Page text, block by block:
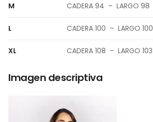
M CADERA 94 – LARGO 98
L CADERA 100 – LARGO 100
XL CADERA 108 – LARGO 103
Imagen descriptiva